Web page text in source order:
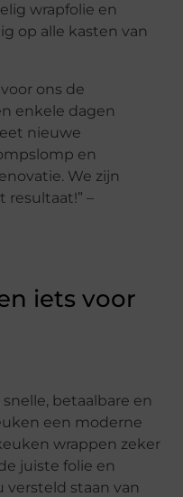
wrapfolie en
op alle kasten van
ons de
enkele dagen
nieuwe
en
We zijn
–
iets voor
betaalbare en
een moderne
wrappen zeker
juiste folie en
staan van